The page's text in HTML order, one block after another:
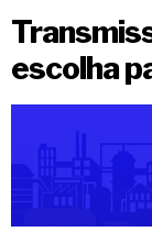
escolha